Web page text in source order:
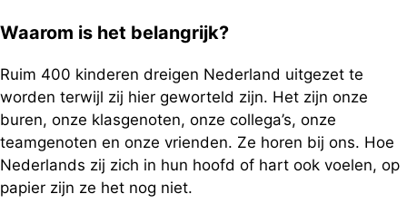
Waarom is het belangrijk?
Ruim 400 kinderen dreigen Nederland uitgezet te
worden terwijl zij hier geworteld zijn. Het zijn onze
buren, onze klasgenoten, onze collega’s, onze
teamgenoten en onze vrienden. Ze horen bij ons. Hoe
Nederlands zij zich in hun hoofd of hart ook voelen, op
papier zijn ze het nog niet.